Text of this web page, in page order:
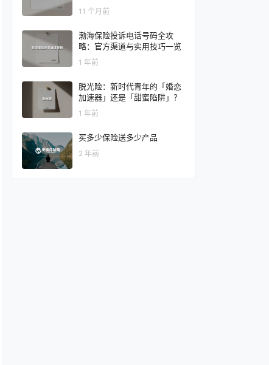
11 个月前
渤海保险投诉电话号码全攻
略：官方渠道与实用技巧一览
1 年前
脱光险：新时代青年的「婚恋
加速器」还是「甜蜜陷阱」？
1 年前
买多少保险送多少产品
2 年前